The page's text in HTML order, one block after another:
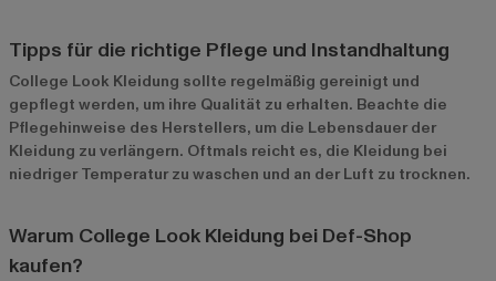
Tipps für die richtige Pflege und Instandhaltung
College Look Kleidung sollte regelmäßig gereinigt und
gepflegt werden, um ihre Qualität zu erhalten. Beachte die
Pflegehinweise des Herstellers, um die Lebensdauer der
Kleidung zu verlängern. Oftmals reicht es, die Kleidung bei
niedriger Temperatur zu waschen und an der Luft zu trocknen.
Warum College Look Kleidung bei Def-Shop
kaufen?